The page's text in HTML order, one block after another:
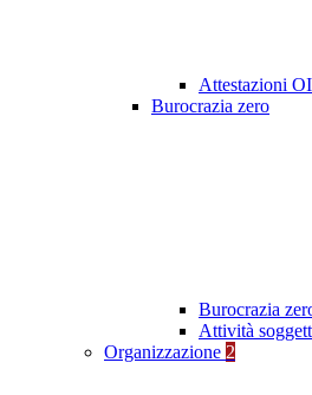
Attestazioni
Burocrazia zero
Burocrazia
Attività
Organizzazione 2